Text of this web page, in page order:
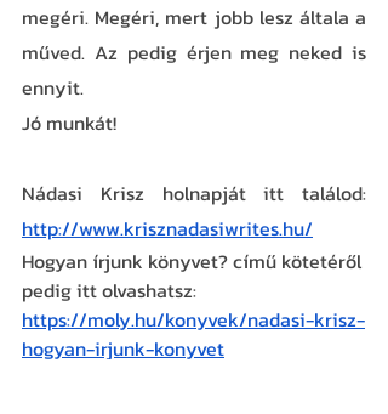
megéri. Megéri, mert jobb lesz általa a
műved. Az pedig érjen meg neked is
ennyit.
Jó munkát!
http://www.krisznadasiwrites.hu/
Hogyan írjunk könyvet? című kötetéről
pedig itt olvashatsz:
https://moly.hu/konyvek/nadasi-krisz-
hogyan-irjunk-konyvet